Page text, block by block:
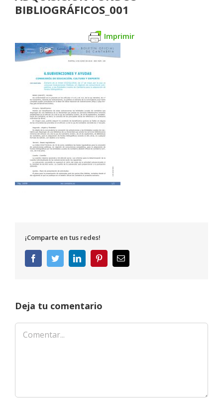
BIBLIOGRÁFICOS_001
Imprimir
¡Comparte en tus redes!
FacebookTwitterLinkedInPinterestCorreo
electrónico
Deja tu comentario
Comentar